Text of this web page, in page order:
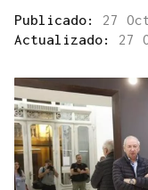
Publicado: 27
Actualizado: 27